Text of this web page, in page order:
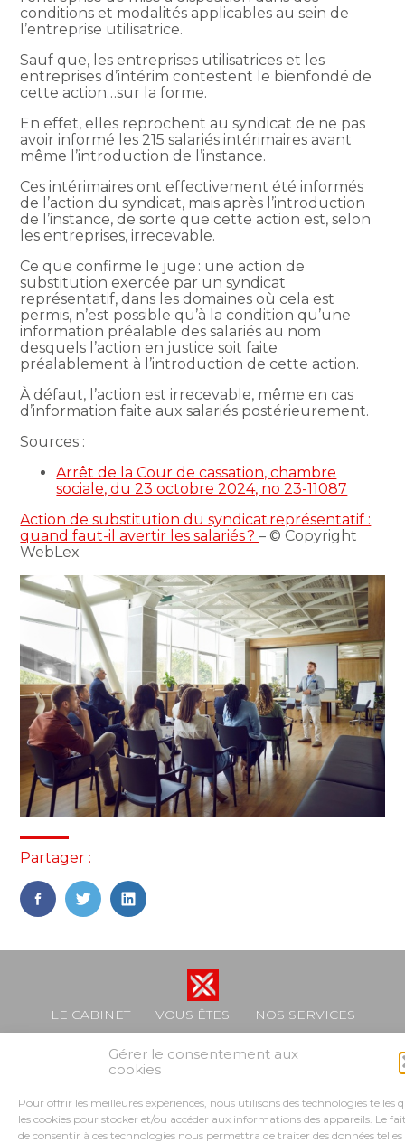
Gérer le consentement aux
cookies
Pour offrir les meilleures expériences, nous utilisons des technologies telles
les cookies pour stocker et/ou accéder aux informations des appareils. Le
de consentir à ces technologies nous permettra de traiter des données telles
conditions et modalités applicables au sein de
l’entreprise utilisatrice.
Sauf que, les entreprises utilisatrices et les
entreprises d’intérim contestent le bienfondé de
cette action…sur la forme.
En effet, elles reprochent au syndicat de ne pas
avoir informé les 215 salariés intérimaires avant
même l’introduction de l’instance.
Ces intérimaires ont effectivement été informés
de l’action du syndicat, mais après l’introduction
de l’instance, de sorte que cette action est, selon
les entreprises, irrecevable.
Ce que confirme le juge : une action de
substitution exercée par un syndicat
représentatif, dans les domaines où cela est
permis, n’est possible qu’à la condition qu’une
information préalable des salariés au nom
desquels l’action en justice soit faite
préalablement à l’introduction de cette action.
À défaut, l’action est irrecevable, même en cas
d’information faite aux salariés postérieurement.
Sources :
Arrêt de la Cour de cassation, chambre
sociale, du 23 octobre 2024, no 23-11087
Action de substitution du syndicat représentatif :
quand faut-il avertir les salariés ?– © Copyright
WebLex
Partager :
FaceBook
TwitterLinkedIn
Footer
Principale
LE CABINET VOUS ÊTES
NOS SERVICES
NOS OUTILS
Footer
CONTACT PLAN DU SITE MENTIONS LÉGALES